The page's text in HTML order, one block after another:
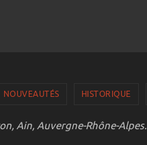
NOUVEAUTÉS HISTORIQUE
Ain, Auvergne-Rhône-Alpes.